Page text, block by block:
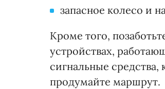
запасное колесо и
Кроме того,
устройствах,
сигнальные средства,
продумайте маршрут.